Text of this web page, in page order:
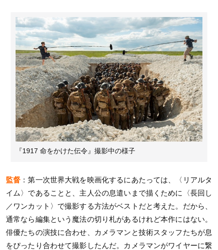
『1917 命をかけた伝令』撮影中の様子
監督 ：第一次世界大戦を映画化するにあたっては、〈リアルタ
イム〉であることと、主人公の息遣いまで描くために〈長回し
／ワンカット〉で撮影する方法がベストだと考えた。だから、
通常なら編集という魔法の切り札があるけれど本作にはない。
俳優たちの演技に合わせ、カメラマンと技術スタッフたちが息
をぴったり合わせて撮影したんだ。カメラマンがワイヤーに繋